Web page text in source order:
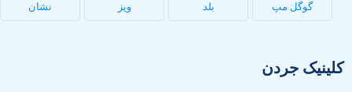
گوگل مپ بلد ویز نشان
کلینیک جردن